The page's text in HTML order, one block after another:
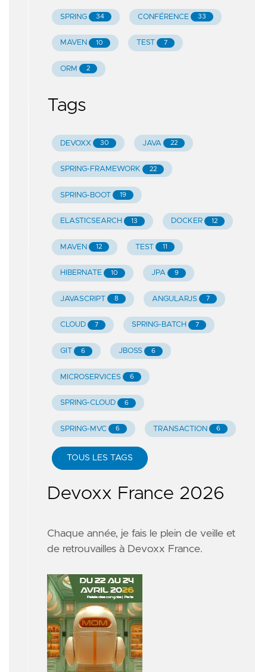
SPRING 34 CONFÉRENCE 33
MAVEN 10 TEST 7
ORM 2
Tags
DEVOXX 30 JAVA 22
SPRING-FRAMEWORK 22
SPRING-BOOT 19
ELASTICSEARCH 13 DOCKER 12
MAVEN 12 TEST 11
HIBERNATE 10 JPA 9
JAVASCRIPT 8 ANGULARJS 7
CLOUD 7 SPRING-BATCH 7
GIT 6 JBOSS 6
MICROSERVICES 6
SPRING-CLOUD 6
SPRING-MVC 6 TRANSACTION 6
TOUS LES TAGS
Devoxx France 2026
Chaque année, je fais le plein de veille et
de retrouvailles à Devoxx France.